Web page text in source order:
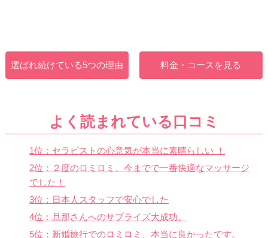
選ばれ続けている5つの理由 料金・コースを見る
よく読まれている口コミ
1位：セラピストの心意気が本当に素晴らしい ！
2位：２度のロミロミ、今までで一番快適なマッサージ
でした！
3位：日本人スタッフで安心でした
4位：旦那さんへのサプライズ大成功。
5位：新婚旅行でのロミロミ、本当に良かったです。